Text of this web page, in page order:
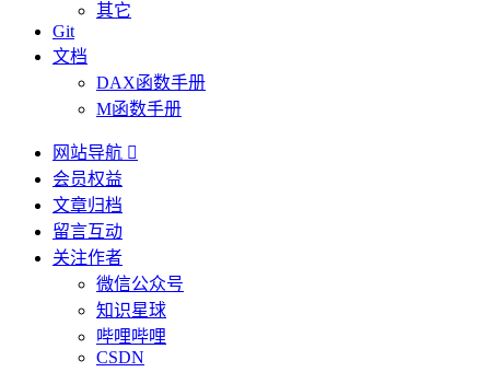
其它
Git
文档
DAX函数手册
M函数手册
网站导航 
会员权益
文章归档
留言互动
关注作者
微信公众号
知识星球
哔哩哔哩
CSDN